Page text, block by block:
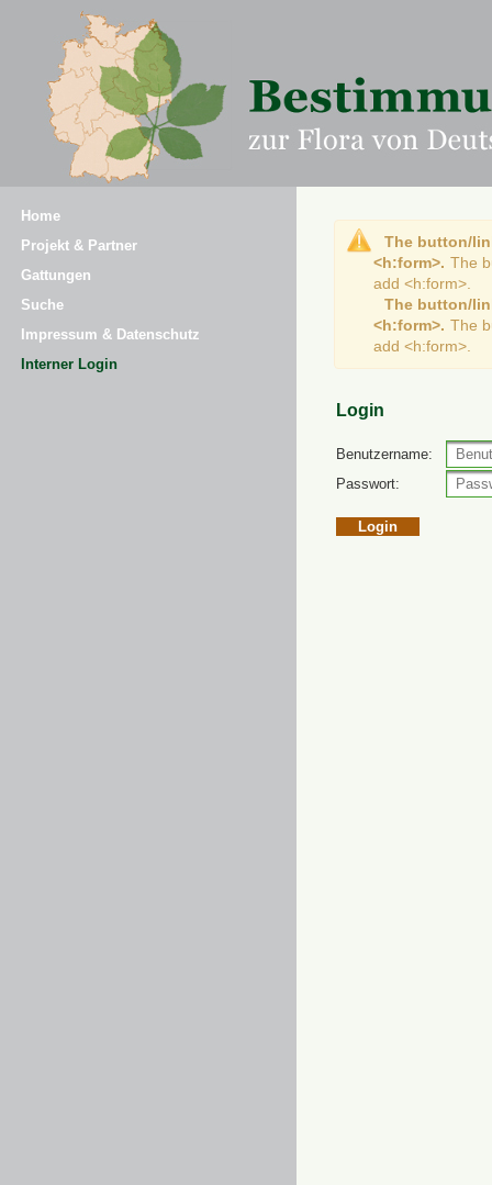
Home
Projekt & Partner
Gattungen
Suche
Impressum & Datenschutz
Interner Login
The button/
<h:form>. The
add <h:form>.
The button/
<h:form>. The
add <h:form>.
Login
Benutzername:
Passwort: